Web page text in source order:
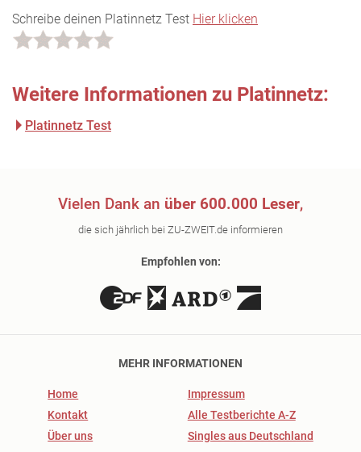
Schreibe deinen Platinnetz Test Hier klicken
Weitere Informationen zu Platinnetz:
Platinnetz Test
Vielen Dank an über 600.000 Leser,
die sich jährlich bei ZU-ZWEIT.de informieren
Empfohlen von:
MEHR INFORMATIONEN
Home
Kontakt
Über uns
Impressum
Alle Testberichte A-Z
Singles aus Deutschland